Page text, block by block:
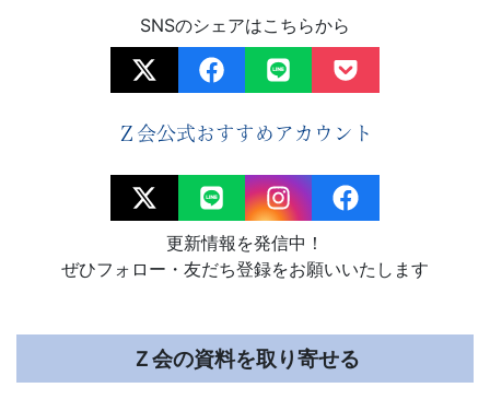
ゲ
ー
SNSのシェアはこちらから
Ｚ会公式おすすめアカウント
更新情報を発信中！
ぜひフォロー・友だち登録をお願いいたします
Ｚ会の資料を取り寄せる